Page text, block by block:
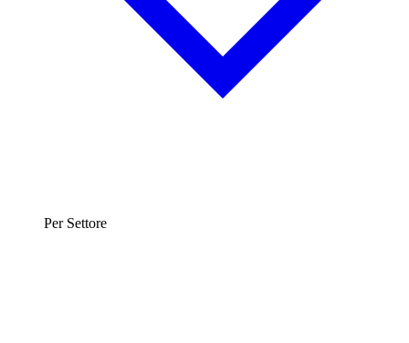
Per Settore